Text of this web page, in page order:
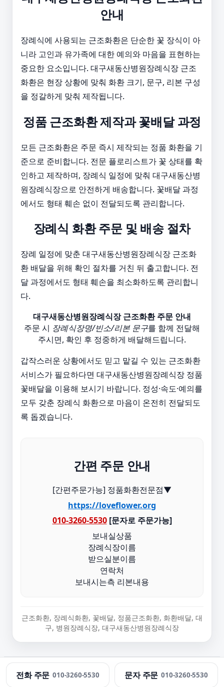
안내
장례식에 사용되는 근조화환은 단순한 꽃 장식이 아
니라 고인과 유가족에 대한 예의와 마음을 표현하는
중요한 요소입니다. 대구새동산병원장례식장 근조
화환은 현장 상황에 맞춰 화환 크기, 문구, 리본 구성
을 정갈하게 맞춰 제작됩니다.
정품 근조화환 제작과 꽃배달 과정
모든 근조화환은 주문 즉시 제작되는 정품 화환을 기
준으로 준비합니다. 전문 플로리스트가 꽃 상태를 확
인하고 제작하며, 장례식 일정에 맞춰 대구새동산병
원장례식장으로 안전하게 배송합니다. 꽃배달 과정
에서도 형태 훼손 없이 전달되도록 관리합니다.
장례식 화환 주문 및 배송 절차
장례 일정에 맞춘 대구새동산병원장례식장 근조화
환 배달을 위해 확인 절차를 거친 뒤 출고합니다. 전
달 과정에서도 형태 훼손을 최소화하도록 관리합니
다.
대구새동산병원장례식장 근조화환 주문 안내
주문 시 장례식장명/빈소/리본 문구를 함께 전달해
주시면, 확인 후 정중하게 배달해드립니다.
갑작스러운 상황에서도 믿고 맡길 수 있는 근조화환
서비스가 필요하다면 대구새동산병원장례식장 정품
꽃배달을 이용해 보시기 바랍니다. 정성·속도·예의를
모두 갖춘 장례식 화환으로 마음이 온전히 전달되도
록 돕겠습니다.
간편 주문 안내
[간편주문가능] 정품화환전문점▼
https://loveflower.org
010-3260-5530[문자로 주문가능]
보내실상품
장례식장이름
받으실분이름
연락처
보내시는측 리본내용
근조화환, 장례식화환, 꽃배달, 정품근조화환, 화환배달, 대
구, 병원장례식장, 대구새동산병원장례식장
정직한화환 · 근조화환 당일 배송 · 문의:010-3260-5530
전화 주문 010-3260-5530 문자 주문 010-3260-5530